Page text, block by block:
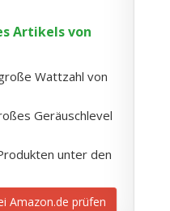
Artikels von
Wattzahl von
Geräuschlevel
unter den
Amazon.de prüfen